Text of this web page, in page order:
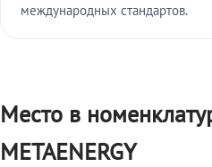
международных стандартов.
Место в
METAENERGY